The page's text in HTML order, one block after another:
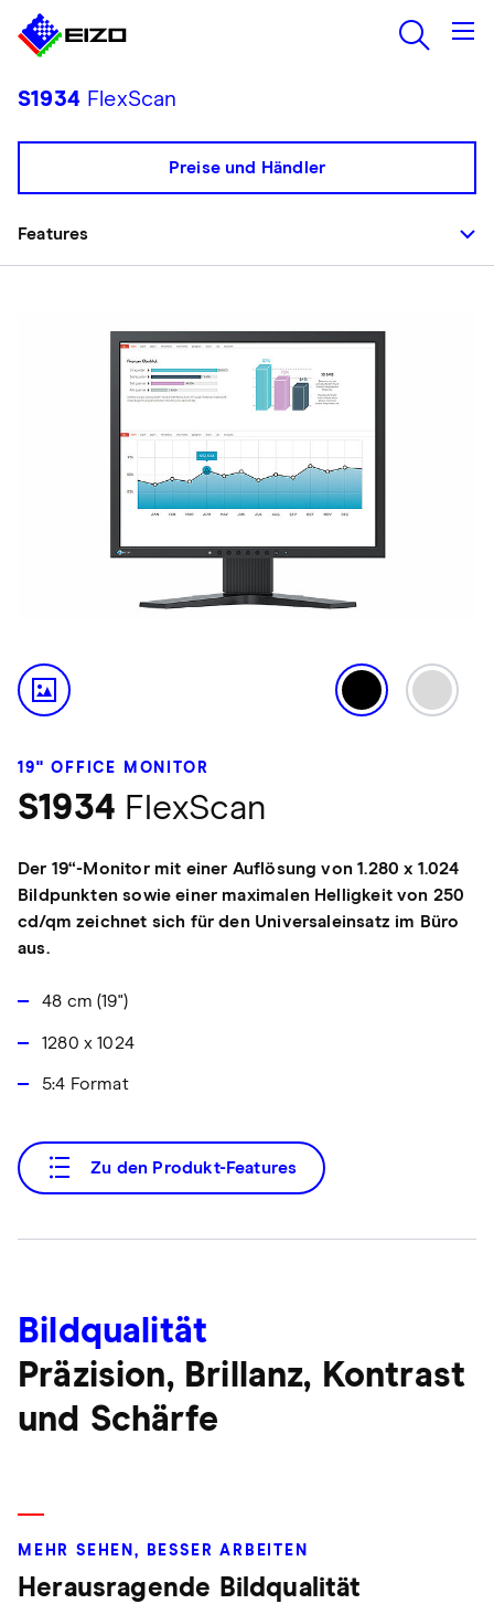
S1934 FlexScan
Features
Preise und Händler
19" OFFICE MONITOR
S1934FlexScan
Der 19“-Monitor mit einer Auflösung von 1.280 x 1.024
Bildpunkten sowie einer maximalen Helligkeit von 250
cd/qm zeichnet sich für den Universaleinsatz im Büro
aus.
48 cm (19")
1280 x 1024
5:4 Format
Zu den Produkt-Features
Bildqualität
Präzision, Brillanz, Kontrast
und Schärfe
MEHR SEHEN, BESSER ARBEITEN
Herausragende Bildqualität